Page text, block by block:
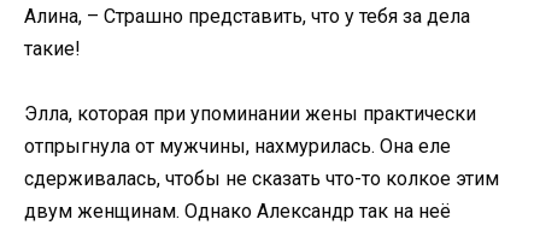
Алина, – Страшно представить, что у тебя за дела
такие!
Элла, которая при упоминании жены практически
отпрыгнула от мужчины, нахмурилась. Она еле
сдерживалась, чтобы не сказать что-то колкое этим
двум женщинам. Однако Александр так на неё